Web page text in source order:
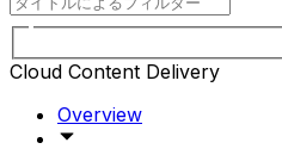
Cloud Content Delivery
Overview